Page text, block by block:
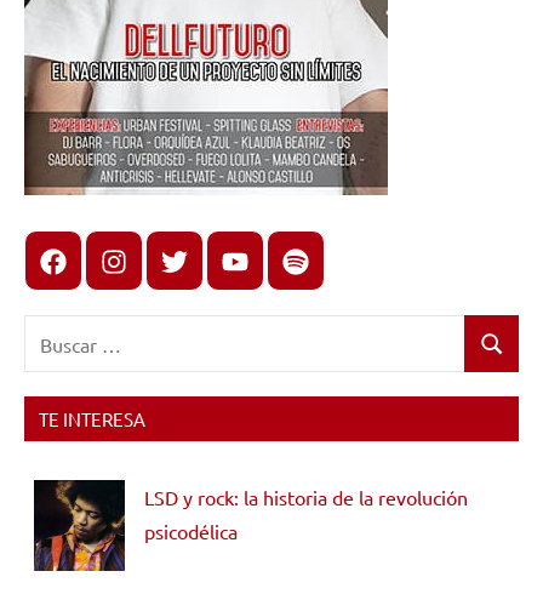
FacebookInstagram
X youtubespotify
Buscar
TE INTERESA
LSD y rock: la historia de la revolución
psicodélica